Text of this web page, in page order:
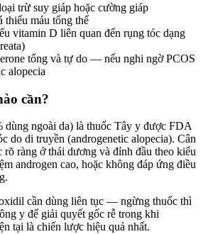
trừ suy giáp hoặc cường giáp
máu tổng thể
vitamin D liên quan đến rụng tóc dạng
tổng và tự do — nếu nghi ngờ PCOS
alopecia
cần?
ngoài da) là thuốc Tây y được FDA
do di truyền (androgenetic alopecia). Cân
ràng ở thái dương và đỉnh đầu theo kiểu
androgen cao, hoặc không đáp ứng điều
cần dùng liên tục — ngừng thuốc thì
y để giải quyết gốc rễ trong khi
tại là chiến lược hiệu quả nhất.